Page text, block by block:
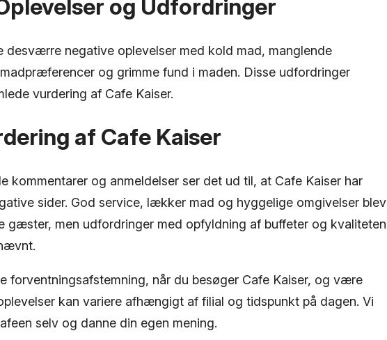
og Udfordringer
negative oplevelser med kold mad, manglende
og grimme fund i maden. Disse udfordringer
vurdering af Cafe Kaiser.
af Cafe Kaiser
kommentarer og anmeldelser ser det ud til, at Cafe Kaiser har
sider. God service, lækker mad og hyggelige omgivelser blev
gæster, men udfordringer med opfyldning af buffeter og kvaliteten
forventningsafstemning, når du besøger Cafe Kaiser, og være
kan variere afhængigt af filial og tidspunkt på dagen. Vi
selv og danne din egen mening.